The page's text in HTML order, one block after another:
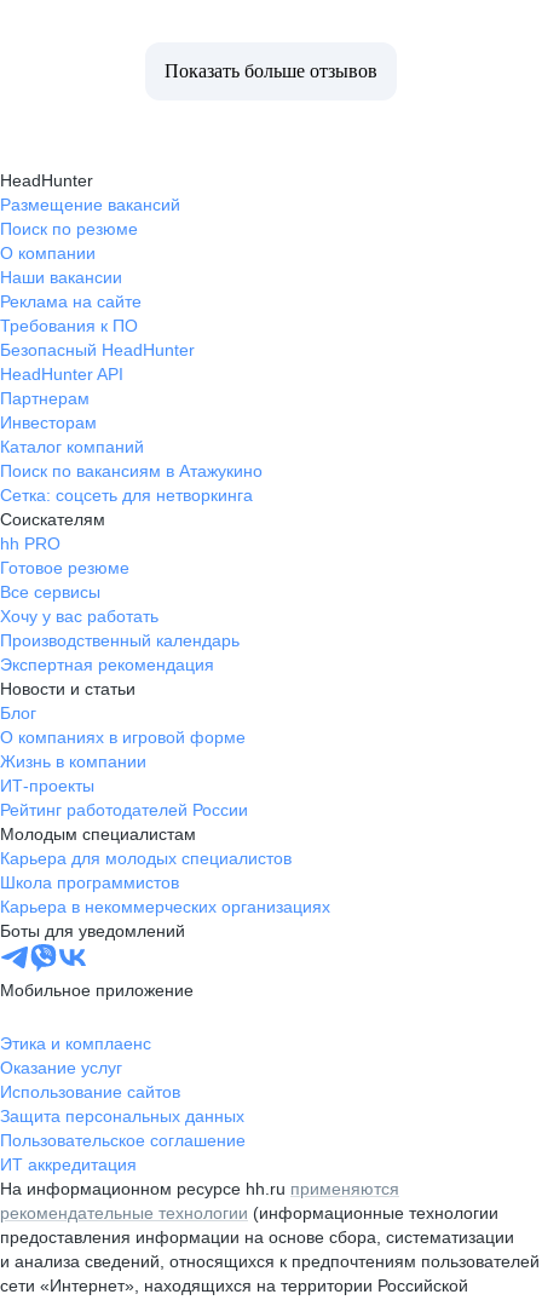
Показать больше отзывов
HeadHunter
Размещение вакансий
Поиск по резюме
О компании
Наши вакансии
Реклама на сайте
Требования к ПО
Безопасный HeadHunter
HeadHunter API
Партнерам
Инвесторам
Каталог компаний
Поиск по вакансиям в Атажукино
Сетка: соцсеть для нетворкинга
Соискателям
hh PRO
Готовое резюме
Все сервисы
Хочу у вас работать
Производственный календарь
Экспертная рекомендация
Новости и статьи
Блог
О компаниях в игровой форме
Жизнь в компании
ИТ-проекты
Рейтинг работодателей России
Молодым специалистам
Карьера для молодых специалистов
Школа программистов
Карьера в некоммерческих организациях
Боты для уведомлений
Мобильное приложение
Этика и комплаенс
Оказание услуг
Использование сайтов
Защита персональных данных
Пользовательское соглашение
ИТ аккредитация
На информационном ресурсе hh.ru применяются
рекомендательные технологии (информационные технологии
предоставления информации на основе сбора, систематизации
и анализа сведений, относящихся к предпочтениям пользователей
сети «Интернет», находящихся на территории Российской